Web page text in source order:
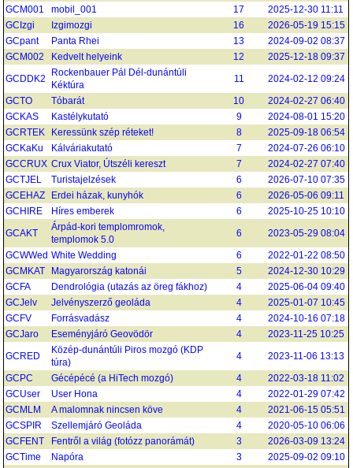
GCM001
mobil_001 17
2025-12-30 11:11
GCIzgi
Izgimozgi 16
2026-05-19 15:15
GCpant
Panta Rhei 13
2024-09-02 08:37
GCM002
Kedvelt helyeink 12
2025-12-18 09:37
GCDDK2
Rockenbauer Pál Dél-dunántúli
Kéktúra
11
2024-02-12 09:24
GCTO
Tóbarát 10
2024-02-27 06:40
GCKAS
Kastélykutató 9
2024-08-01 15:20
GCRTEK
Keressünk szép réteket! 8
2025-09-18 06:54
GCKaKu
Kálváriakutató 7
2024-07-26 06:10
GCCRUX Crux Viator, Útszéli kereszt 7
2024-02-27 07:40
GCTJEL
Turistajelzések 6
2026-07-10 07:35
GCEHAZ
Erdei házak, kunyhók 6
2026-05-06 09:11
GCHIRE
Híres emberek 6
2025-10-25 10:10
GCAKT
Árpád-kori templomromok,
templomok 5.0
6
2023-05-29 08:04
GCWWed White Wedding 6
2022-01-22 08:50
GCMKAT
Magyarország katonái 5
2024-12-30 10:29
GCFA
Dendrológia (utazás az öreg fákhoz) 4
2025-06-04 09:40
GCJelv
Jelvényszerző geoláda 4
2025-01-07 10:45
GCFV
Forrásvadász 4
2024-10-16 07:18
GCJaro
Eseményjáró Geovödör 4
2023-11-25 10:25
GCRED
Közép-dunántúli Piros mozgó (KDP
túra)
4
2023-11-06 13:13
GCPC
Gécépécé (a HiTech mozgó) 4
2022-03-18 11:02
GCUser
User Hona 4
2022-01-29 07:42
GCMLM
A malomnak nincsen köve 4
2021-06-15 05:51
GCSPIR
Szellemjáró Geoláda 4
2020-05-10 06:06
GCFENT
Fentről a világ (fotózz panorámát) 3
2026-03-09 13:24
GCTime
Napóra 3
2025-09-02 09:10